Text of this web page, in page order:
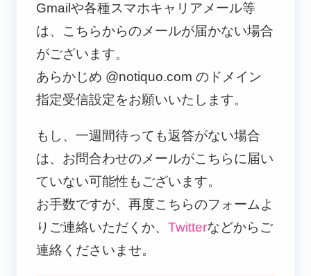
Gmailや各種スマホキャリアメール等
は、こちらからのメールが届かない場合
がございます。
あらかじめ @notiquo.com のドメイン
指定受信設定をお願いいたします。
もし、一週間待っても返答がない場合
は、お問合わせのメールがこちらに届い
ていない可能性もございます。
お手数ですが、再度こちらのフォームよ
りご連絡いただくか、Twitterなどからご
連絡くださいませ。